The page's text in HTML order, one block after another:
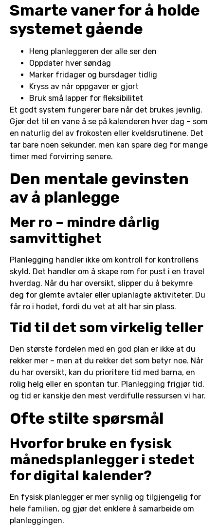
Smarte vaner for å holde
systemet gående
Heng planleggeren der alle ser den
Oppdater hver søndag
Marker fridager og bursdager tidlig
Kryss av når oppgaver er gjort
Bruk små lapper for fleksibilitet
Et godt system fungerer bare når det brukes jevnlig.
Gjør det til en vane å se på kalenderen hver dag – som
en naturlig del av frokosten eller kveldsrutinene. Det
tar bare noen sekunder, men kan spare deg for mange
timer med forvirring senere.
Den mentale gevinsten
av å planlegge
Mer ro – mindre dårlig
samvittighet
Planlegging handler ikke om kontroll for kontrollens
skyld. Det handler om å skape rom for pust i en travel
hverdag. Når du har oversikt, slipper du å bekymre
deg for glemte avtaler eller uplanlagte aktiviteter. Du
får ro i hodet, fordi du vet at alt har sin plass.
Tid til det som virkelig teller
Den største fordelen med en god plan er ikke at du
rekker mer – men at du rekker det som betyr noe. Når
du har oversikt, kan du prioritere tid med barna, en
rolig helg eller en spontan tur. Planlegging frigjør tid,
og tid er kanskje den mest verdifulle ressursen vi har.
Ofte stilte spørsmål
Hvorfor bruke en fysisk
månedsplanlegger i stedet
for digital kalender?
En fysisk planlegger er mer synlig og tilgjengelig for
hele familien, og gjør det enklere å samarbeide om
planleggingen.